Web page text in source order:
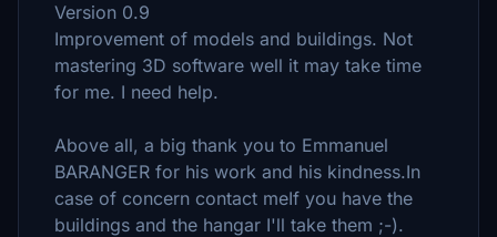
Version 0.9
Improvement of models and buildings. Not
mastering 3D software well it may take time
for me. I need help.
Above all, a big thank you to Emmanuel
BARANGER for his work and his kindness.In
case of concern contact meIf you have the
buildings and the hangar I'll take them ;-).